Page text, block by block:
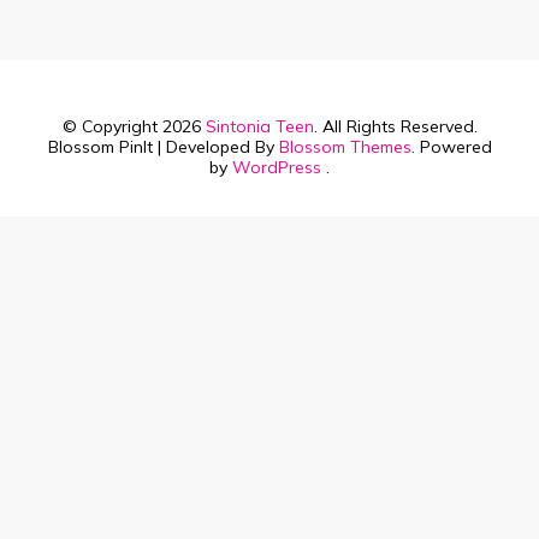
© Copyright 2026 Sintonia Teen. All Rights Reserved.
Blossom PinIt | Developed By Blossom Themes. Powered
by WordPress .